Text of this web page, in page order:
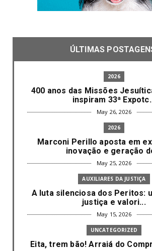
ÚLTIMAS
2026
400 anos das Missões
inspiram 33ª
May 26, 2026
2026
Marconi Perillo aposta em
inovação e geração
May 25, 2026
AUXILIARES DA JUSTIÇA
A luta silenciosa dos Peritos:
justiça e valori...
May 15, 2026
UNCATEGORIZED
Eita, trem bão! Arraiá do